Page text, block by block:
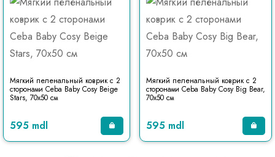
Мягкий пеленальный коврик с 2
сторонами Ceba Baby Cosy Beige
Stars, 70x50 см
595 mdl
Мягкий пеленальный коврик с 2
сторонами Ceba Baby Cosy Big Bear,
70x50 см
595 mdl